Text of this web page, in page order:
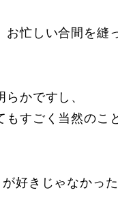
忙しい合間を縫
かですし、
すごく当然のこ
好きじゃなかっ